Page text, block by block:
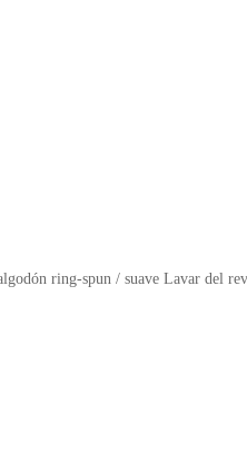
ring-spun / suave Lavar del